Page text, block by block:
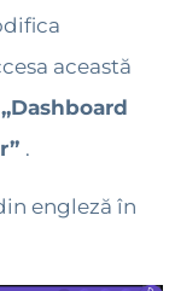
această
„Dashboard
.
engleză în